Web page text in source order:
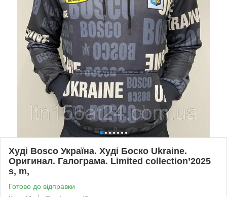
Худі Bosco Україна. Худі Боско Ukraine.
Оригинал. Галограма. Limited collection’2025
s, m,
Готово до відправки